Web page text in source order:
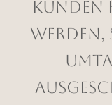
werden,